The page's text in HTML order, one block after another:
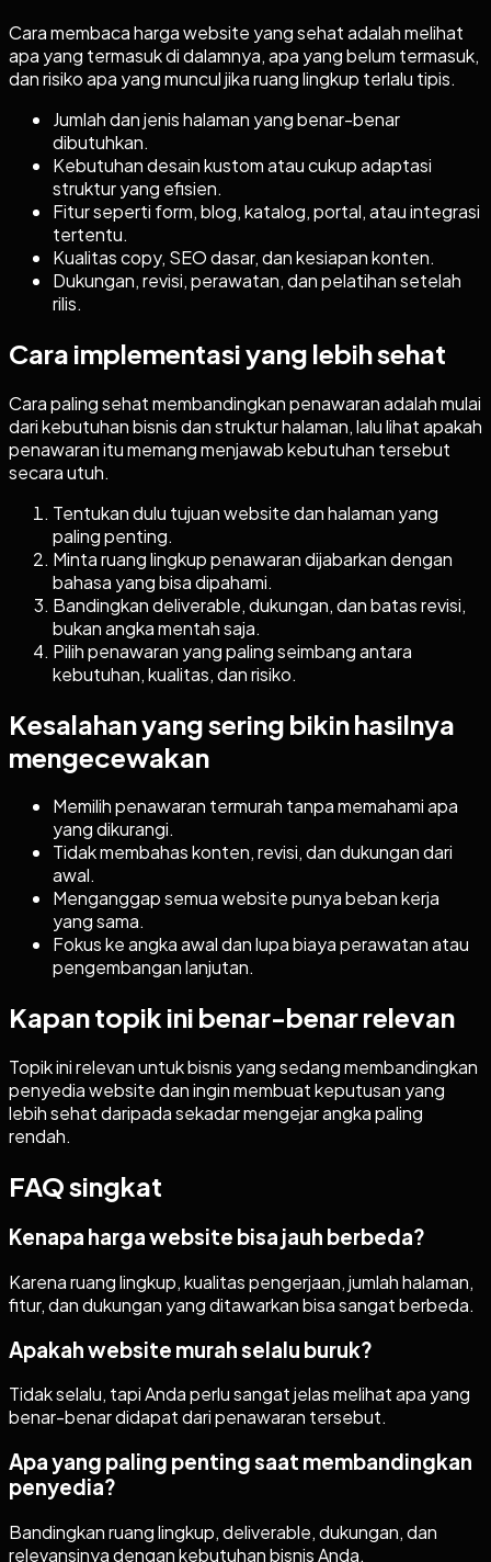
Cara membaca harga website yang sehat adalah melihat
apa yang termasuk di dalamnya, apa yang belum termasuk,
dan risiko apa yang muncul jika ruang lingkup terlalu tipis.
Jumlah dan jenis halaman yang benar-benar
dibutuhkan.
Kebutuhan desain kustom atau cukup adaptasi
struktur yang efisien.
Fitur seperti form, blog, katalog, portal, atau integrasi
tertentu.
Kualitas copy, SEO dasar, dan kesiapan konten.
Dukungan, revisi, perawatan, dan pelatihan setelah
rilis.
Cara implementasi yang lebih sehat
Cara paling sehat membandingkan penawaran adalah mulai
dari kebutuhan bisnis dan struktur halaman, lalu lihat apakah
penawaran itu memang menjawab kebutuhan tersebut
secara utuh.
Tentukan dulu tujuan website dan halaman yang
paling penting.
Minta ruang lingkup penawaran dijabarkan dengan
bahasa yang bisa dipahami.
Bandingkan deliverable, dukungan, dan batas revisi,
bukan angka mentah saja.
Pilih penawaran yang paling seimbang antara
kebutuhan, kualitas, dan risiko.
Kesalahan yang sering bikin hasilnya
mengecewakan
Memilih penawaran termurah tanpa memahami apa
yang dikurangi.
Tidak membahas konten, revisi, dan dukungan dari
awal.
Menganggap semua website punya beban kerja
yang sama.
Fokus ke angka awal dan lupa biaya perawatan atau
pengembangan lanjutan.
Kapan topik ini benar-benar relevan
Topik ini relevan untuk bisnis yang sedang membandingkan
penyedia website dan ingin membuat keputusan yang
lebih sehat daripada sekadar mengejar angka paling
rendah.
FAQ singkat
Kenapa harga website bisa jauh berbeda?
Karena ruang lingkup, kualitas pengerjaan, jumlah halaman,
fitur, dan dukungan yang ditawarkan bisa sangat berbeda.
Apakah website murah selalu buruk?
Tidak selalu, tapi Anda perlu sangat jelas melihat apa yang
benar-benar didapat dari penawaran tersebut.
Apa yang paling penting saat membandingkan
penyedia?
Bandingkan ruang lingkup, deliverable, dukungan, dan
relevansinya dengan kebutuhan bisnis Anda.